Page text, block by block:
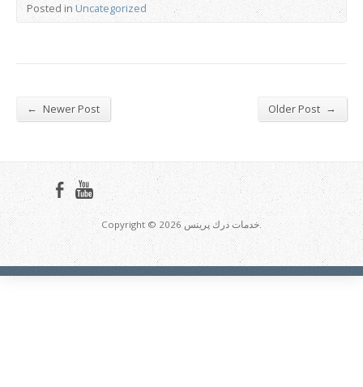
Posted in Uncategorized
← Newer Post Older Post →
Copyright © 2026 خدمات درك پرينس.